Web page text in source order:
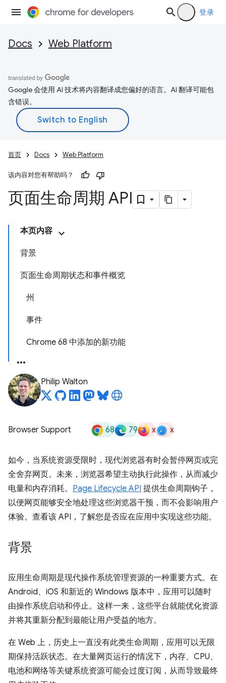
登录
Docs Web Platform
Google 会使用 AI 技术将内容翻译成您偏好的语言。AI 翻译可能包
含错误。
首页 Docs Web Platform
该内容对您有帮助吗？
页面生命周期 API
本页内容
背景
页面生命周期状态和事件概览
州
事件
Chrome 68 中添加的新功能
Philip Walton
Browser Support 68 79 x x
如今，当系统资源受限时，现代浏览器有时会暂停网页或完
全舍弃网页。未来，浏览器希望主动执行此操作，从而减少
电量和内存消耗。 Page Lifecycle API 提供生命周期钩子，
以便网页能够安全地处理这些浏览器干预，而不会影响用户
体验。查看该 API，了解您是否应在应用中实现这些功能。
背景
应用生命周期是现代操作系统管理资源的一种重要方式。在
Android、iOS 和新近的 Windows 版本中，应用可以随时
由操作系统启动和停止。这样一来，这些平台就能优化资源
并将其重新分配到最能让用户受益的地方。
在 Web 上，历史上一直没有此类生命周期，应用可以无限
期保持活跃状态。在大量网页运行的情况下，内存、CPU、
电池和网络等关键系统资源可能会过度订阅，从而导致最终